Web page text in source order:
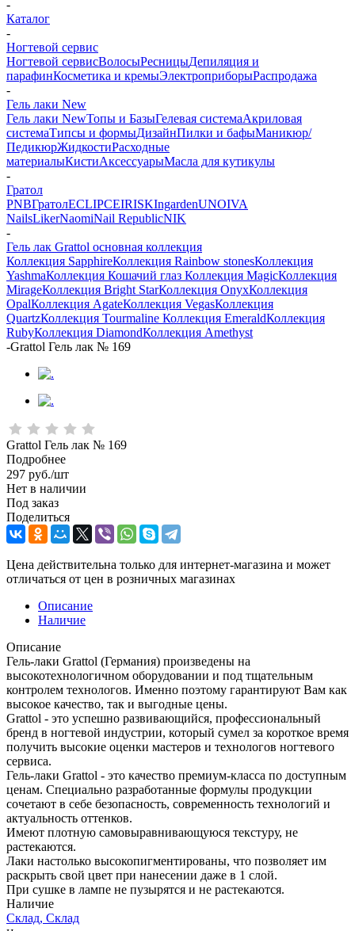
-
Каталог
-
Ногтевой сервис
Ногтевой сервисВолосыРесницыДепиляция и
парафинКосметика и кремыЭлектроприборыРаспродажа
-
Гель лаки New
Гель лаки NewТопы и БазыГелевая системаАкриловая
системаТипсы и формыДизайнПилки и бафыМаникюр/
ПедикюрЖидкостиРасходные
материалыКистиАксессуарыМасла для кутикулы
-
Гратол
PNBГратолECLIPCEIRISKIngardenUNOIVA
NailsLikerNaomiNail RepublicNIK
-
Гель лак Grattol основная коллекция
Коллекция SapphireКоллекция Rainbow stonesКоллекция
YashmaКоллекция Кошачий глаз Коллекция MagicКоллекция
MirageКоллекция Bright StarКоллекция OnyxКоллекция
OpalКоллекция AgateКоллекция VegasКоллекция
QuartzКоллекция Tourmaline Коллекция EmeraldКоллекция
RubyКоллекция DiamondКоллекция Amethyst
-Grattol Гель лак № 169
Grattol Гель лак № 169
Подробнее
297 руб./шт
Нет в наличии
Под заказ
Поделиться
Цена действительна только для интернет-магазина и может
отличаться от цен в розничных магазинах
Описание
Наличие
Описание
Гель-лаки Grattol (Германия) произведены на
высокотехнологичном оборудовании и под тщательным
контролем технологов. Именно поэтому гарантируют Вам как
высокое качество, так и выгодные цены.
Grattol - это успешно развивающийся, профессиональный
бренд в ногтевой индустрии, который сумел за короткое время
получить высокие оценки мастеров и технологов ногтевого
сервиса.
Гель-лаки Grattol - это качество премиум-класса по доступным
ценам. Специально разработанные формулы продукции
сочетают в себе безопасность, современность технологий и
актуальность оттенков.
Имеют плотную самовыравнивающуюся текстуру, не
растекаются.
Лаки настолько высокопигментированы, что позволяет им
раскрыть свой цвет при нанесении даже в 1 слой.
При сушке в лампе не пузырятся и не растекаются.
Наличие
Склад, Склад